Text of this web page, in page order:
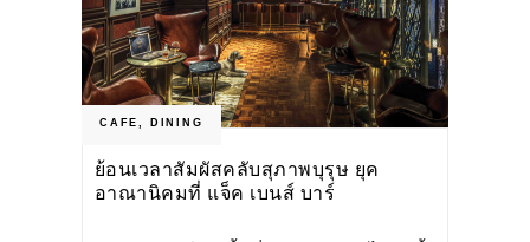
CAFE, DINING
ย้อนเวลาสัมผัสคลับสุภาพบุรุษ ยุค
อาณานิคมที่ แจ็ค เบนส์ บาร์